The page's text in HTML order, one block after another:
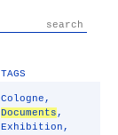
TAGS
Cologne ,
Documents ,
Exhibition ,